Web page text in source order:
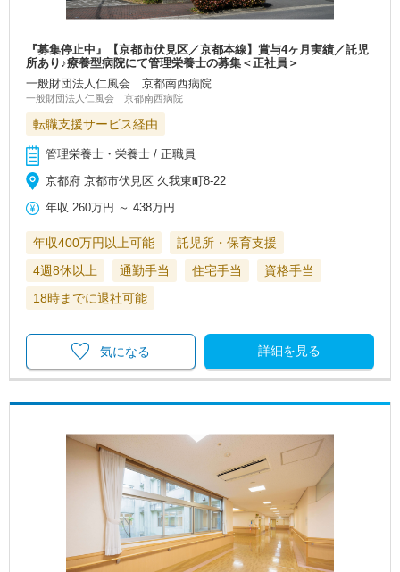
『募集停止中』【京都市伏見区／京都本線】賞与4ヶ月実績／託児
所あり♪療養型病院にて管理栄養士の募集＜正社員＞
一般財団法人仁風会 京都南西病院
一般財団法人仁風会 京都南西病院
転職支援サービス経由
管理栄養士・栄養士 / 正職員
京都府 京都市伏見区 久我東町8-22
年収 260万円 ～438万円
年収400万円以上可能
託児所・保育支援
4週8休以上
通勤手当 住宅手当
資格手当
18時までに退社可能
詳細を見る
気になる